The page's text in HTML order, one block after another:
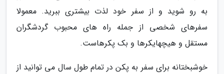
به رو شوید و از سفر خود لذت بیشتری ببرید. معمولا
سفرهای شخصی از جمله راه های محبوب گردشگران
مستقل و هیچهایکرها و بک پکرهاست.
خوشبختانه برای سفر به پکن در تمام طول سال می توانید از